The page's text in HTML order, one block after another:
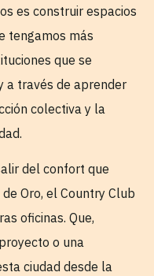
es construir espacios
tengamos más
que se
a través de aprender
colectiva y la
del confort que
Oro, el Country Club
oficinas. Que,
o una
ciudad desde la